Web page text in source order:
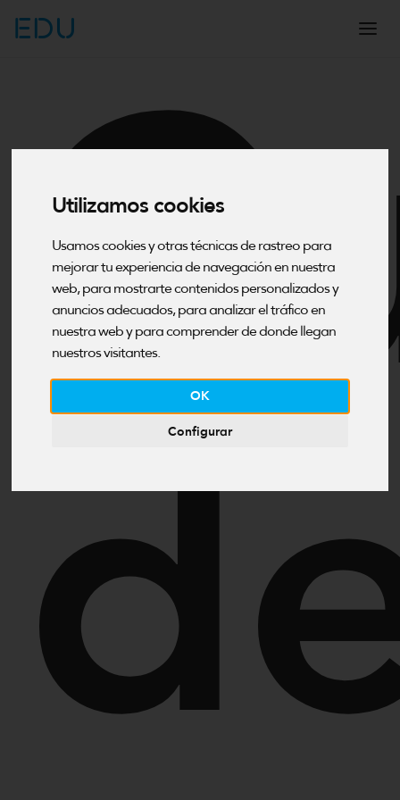
Utilizamos cookies
Usamos cookies y otras técnicas de rastreo para
mejorar tu experiencia de navegación en nuestra
web, para mostrarte contenidos personalizados y
anuncios adecuados, para analizar el tráfico en
nuestra web y para comprender de donde llegan
nuestros visitantes.
OK
Configurar
EDU